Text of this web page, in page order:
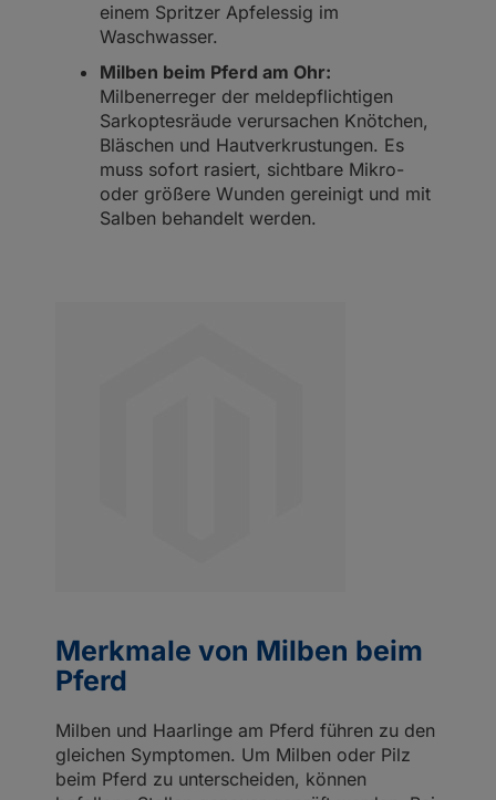
einem Spritzer Apfelessig im
Waschwasser.
Milben beim Pferd am Ohr:
Milbenerreger der meldepflichtigen
Sarkoptesräude verursachen Knötchen,
Bläschen und Hautverkrustungen. Es
muss sofort rasiert, sichtbare Mikro-
oder größere Wunden gereinigt und mit
Salben behandelt werden.
Merkmale von Milben beim
Pferd
Milben und Haarlinge am Pferd führen zu den
gleichen Symptomen. Um Milben oder Pilz
beim Pferd zu unterscheiden, können